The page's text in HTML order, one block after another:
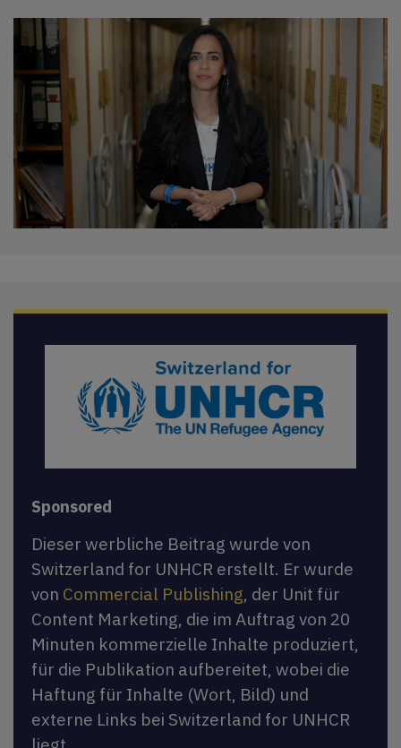
Sponsored
Dieser werbliche Beitrag wurde von
Switzerland for UNHCR erstellt. Er wurde
von Commercial Publishing, der Unit für
Content Marketing, die im Auftrag von 20
Minuten kommerzielle Inhalte produziert,
für die Publikation aufbereitet, wobei die
Haftung für Inhalte (Wort, Bild) und
externe Links bei Switzerland for UNHCR